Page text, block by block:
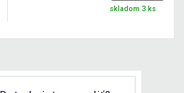
skladom 3 ks